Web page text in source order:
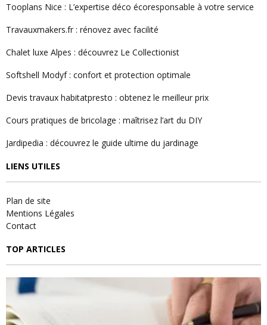
Tooplans Nice : L’expertise déco écoresponsable à votre service
Travauxmakers.fr : rénovez avec facilité
Chalet luxe Alpes : découvrez Le Collectionist
Softshell Modyf : confort et protection optimale
Devis travaux habitatpresto : obtenez le meilleur prix
Cours pratiques de bricolage : maîtrisez l’art du DIY
Jardipedia : découvrez le guide ultime du jardinage
LIENS UTILES
Plan de site
Mentions Légales
Contact
TOP ARTICLES